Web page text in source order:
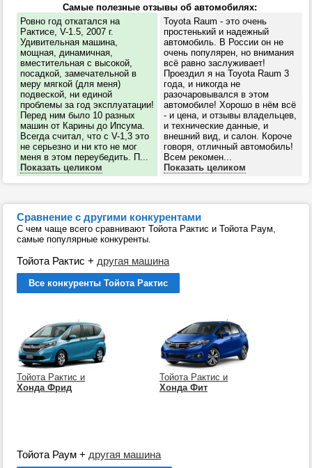
Самые полезные отзывы об автомобилях:
Ровно год откатался на
Рактисе, V-1.5, 2007 г.
Удивительная машина,
мощная, динамичная,
вместительная с высокой,
посадкой, замечательной в
меру мягкой (для меня)
подвеской, ни единой
проблемы за год эксплуатации!
Перед ним было 10 разных
машин от Карины до Ипсума.
Всегда считал, что с V-1,3 это
не серьезно и ни кто не мог
меня в этом переубедить. П...
Показать целиком
Toyota Raum - это очень
простенький и надежный
автомобиль. В России он не
очень популярен, но внимания
всё равно заслуживает!
Проездил я на Toyota Raum 3
года, и никогда не
разочаровывался в этом
автомобиле! Хорошо в нём всё
- и цена, и отзывы владельцев,
и технические данные, и
внешний вид, и салон. Короче
говоря, отличный автомобиль!
Всем рекомен...
Показать целиком
Сравнение с другими конкурентами
С чем чаще всего сравнивают Тойота Рактис и Тойота Раум,
самые популярные конкуренты.
Тойота Рактис + другая машина
Все конкуренты Тойота Рактис
Тойота Рактис и
Хонда Фрид
Тойота Рактис и
Хонда Фит
Тойота Раум + другая машина